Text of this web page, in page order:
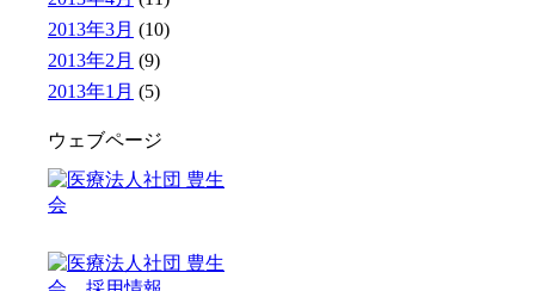
2013年3月 (10)
2013年2月 (9)
2013年1月 (5)
ウェブページ